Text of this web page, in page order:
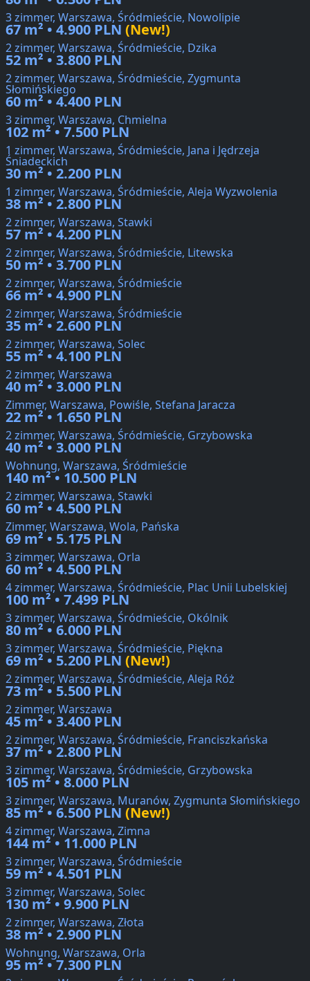
3 zimmer, Warszawa, Śródmieście, Nowolipie
67 m² • 4.900 PLN (New!)
2 zimmer, Warszawa, Śródmieście, Dzika
52 m² • 3.800 PLN
2 zimmer, Warszawa, Śródmieście, Zygmunta
Słomińskiego
60 m² • 4.400 PLN
3 zimmer, Warszawa, Chmielna
102 m² • 7.500 PLN
1 zimmer, Warszawa, Śródmieście, Jana i Jędrzeja
Śniadeckich
30 m² • 2.200 PLN
1 zimmer, Warszawa, Śródmieście, Aleja Wyzwolenia
38 m² • 2.800 PLN
2 zimmer, Warszawa, Stawki
57 m² • 4.200 PLN
2 zimmer, Warszawa, Śródmieście, Litewska
50 m² • 3.700 PLN
2 zimmer, Warszawa, Śródmieście
66 m² • 4.900 PLN
2 zimmer, Warszawa, Śródmieście
35 m² • 2.600 PLN
2 zimmer, Warszawa, Solec
55 m² • 4.100 PLN
2 zimmer, Warszawa
40 m² • 3.000 PLN
Zimmer, Warszawa, Powiśle, Stefana Jaracza
22 m² • 1.650 PLN
2 zimmer, Warszawa, Śródmieście, Grzybowska
40 m² • 3.000 PLN
Wohnung, Warszawa, Śródmieście
140 m² • 10.500 PLN
2 zimmer, Warszawa, Stawki
60 m² • 4.500 PLN
Zimmer, Warszawa, Wola, Pańska
69 m² • 5.175 PLN
3 zimmer, Warszawa, Orla
60 m² • 4.500 PLN
4 zimmer, Warszawa, Śródmieście, Plac Unii Lubelskiej
100 m² • 7.499 PLN
3 zimmer, Warszawa, Śródmieście, Okólnik
80 m² • 6.000 PLN
3 zimmer, Warszawa, Śródmieście, Piękna
69 m² • 5.200 PLN (New!)
2 zimmer, Warszawa, Śródmieście, Aleja Róż
73 m² • 5.500 PLN
2 zimmer, Warszawa
45 m² • 3.400 PLN
2 zimmer, Warszawa, Śródmieście, Franciszkańska
37 m² • 2.800 PLN
3 zimmer, Warszawa, Śródmieście, Grzybowska
105 m² • 8.000 PLN
3 zimmer, Warszawa, Muranów, Zygmunta Słomińskiego
85 m² • 6.500 PLN (New!)
4 zimmer, Warszawa, Zimna
144 m² • 11.000 PLN
3 zimmer, Warszawa, Śródmieście
59 m² • 4.501 PLN
3 zimmer, Warszawa, Solec
130 m² • 9.900 PLN
2 zimmer, Warszawa, Złota
38 m² • 2.900 PLN
Wohnung, Warszawa, Orla
95 m² • 7.300 PLN